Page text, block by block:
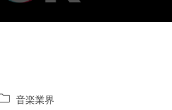
音楽業界